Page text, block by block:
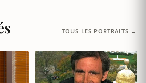
TOUS LES PORTRAITS →